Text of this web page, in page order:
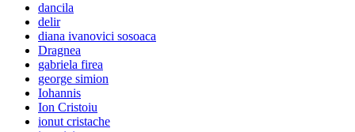
dancila
delir
diana ivanovici sosoaca
Dragnea
gabriela firea
george simion
Iohannis
Ion Cristoiu
ionut cristache